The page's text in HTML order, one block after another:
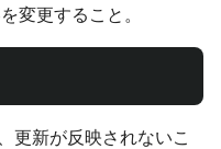
変更すること。
更新が反映されないこ